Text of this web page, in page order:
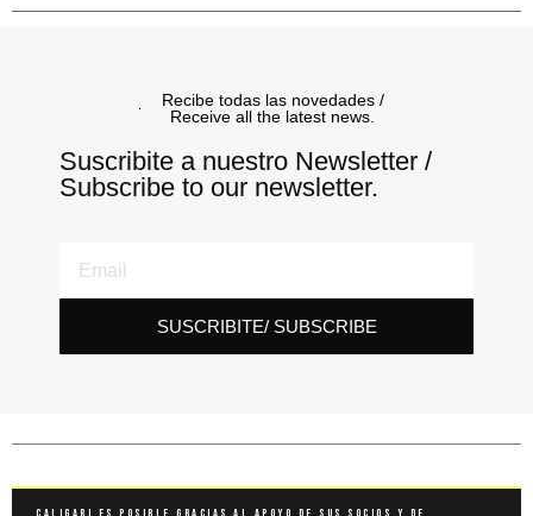
Recibe todas las novedades /
Receive all the latest news.
Suscribite a nuestro Newsletter /
Subscribe to our newsletter.
SUSCRIBITE/ SUBSCRIBE